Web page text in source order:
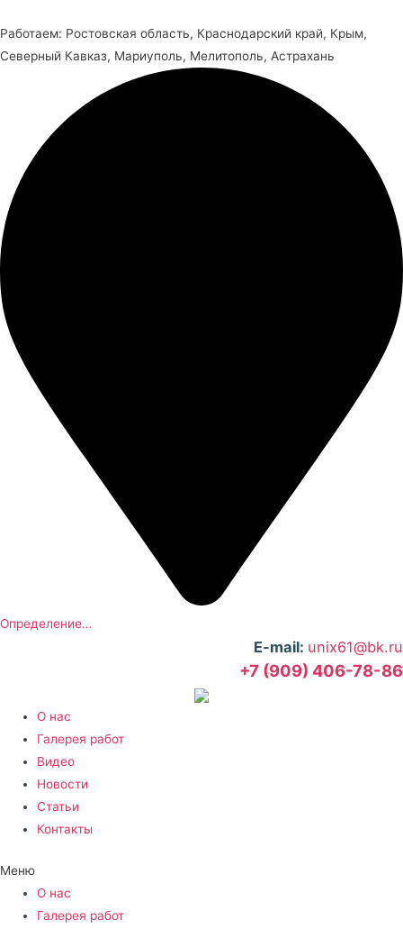
Работаем: Ростовская область, Краснодарский край, Крым,
Северный Кавказ, Мариуполь, Мелитополь, Астрахань
Определение…
E-mail: unix61@bk.ru
+7 (909) 406-78-86
О нас
Галерея работ
Видео
Новости
Статьи
Контакты
Меню
О нас
Галерея работ